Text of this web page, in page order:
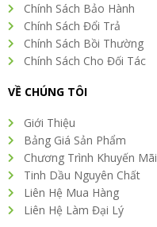
Chính Sách Bảo Hành
Chính Sách Đổi Trả
Chính Sách Bồi Thường
Chính Sách Cho Đối Tác
VỀ CHÚNG TÔI
Giới Thiệu
Bảng Giá Sản Phẩm
Chương Trình Khuyến Mãi
Tinh Dầu Nguyên Chất
Liên Hệ Mua Hàng
Liên Hệ Làm Đại Lý